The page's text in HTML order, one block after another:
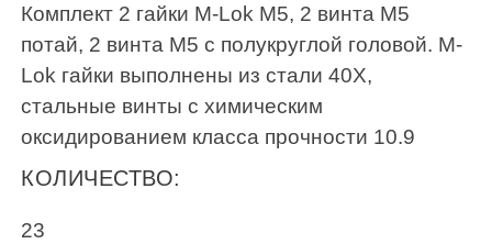
Комплект 2 гайки M-Lok М5, 2 винта М5
потай, 2 винта М5 с полукруглой головой. M-
Lok гайки выполнены из стали 40Х,
стальные винты с химическим
оксидированием класса прочности 10.9
КОЛИЧЕСТВО:
23